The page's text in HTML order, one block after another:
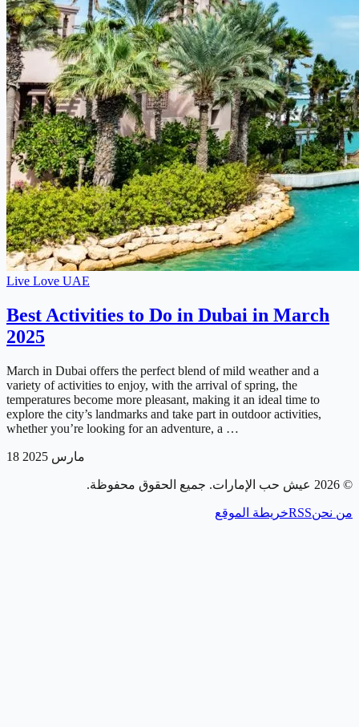
Live Love UAE
Best Activities to Do in Dubai in March
2025
March in Dubai offers the perfect blend of mild weather and a
variety of activities to enjoy, with the arrival of spring, the
temperatures become more pleasant, making it an ideal time to
explore the city’s landmarks and take part in outdoor activities,
whether you’re looking for an adventure, a …
18 مارس 2025
©
2026 عيش حب الإمارات. جميع الحقوق محفوظة.
من نحنRSSخريطة الموقع